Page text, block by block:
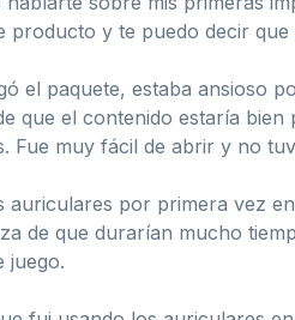
producto y te puedo decir que
el paquete, estaba ansioso
que el contenido estaría
Fue muy fácil de abrir y no
auriculares por primera vez
de que durarían mucho
juego.